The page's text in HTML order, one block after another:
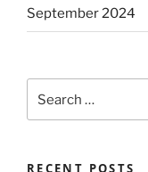
September 2024
for:
RECENT POSTS